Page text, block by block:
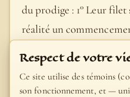
du prodige : 1° Leur
réalité un
apporté à temps (v. 7)
déchirer complètement.
D'après Théophylacte et
Respect de votre
Ce site utilise des témoins
son fonctionnement, et —